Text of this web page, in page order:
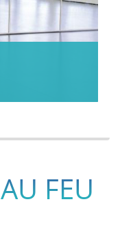
FEU